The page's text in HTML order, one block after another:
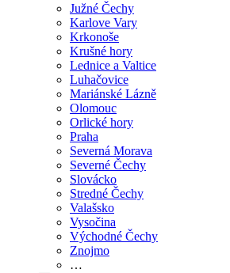
Južné Čechy
Karlove Vary
Krkonoše
Krušné hory
Lednice a Valtice
Luhačovice
Mariánské Lázně
Olomouc
Orlické hory
Praha
Severná Morava
Severné Čechy
Slovácko
Stredné Čechy
Valašsko
Vysočina
Východné Čechy
Znojmo
…